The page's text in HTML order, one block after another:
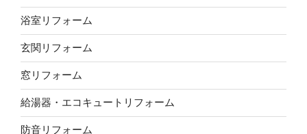
浴室リフォーム
玄関リフォーム
窓リフォーム
給湯器・エコキュートリフォーム
防音リフォーム